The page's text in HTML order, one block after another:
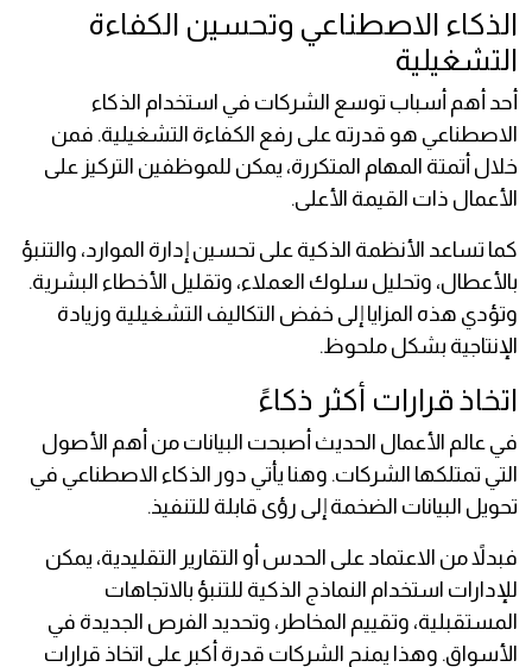
الذكاء الاصطناعي وتحسين الكفاءة
التشغيلية
أحد أهم أسباب توسع الشركات في استخدام الذكاء
الاصطناعي هو قدرته على رفع الكفاءة التشغيلية. فمن
خلال أتمتة المهام المتكررة، يمكن للموظفين التركيز على
الأعمال ذات القيمة الأعلى.
كما تساعد الأنظمة الذكية على تحسين إدارة الموارد، والتنبؤ
بالأعطال، وتحليل سلوك العملاء، وتقليل الأخطاء البشرية.
وتؤدي هذه المزايا إلى خفض التكاليف التشغيلية وزيادة
الإنتاجية بشكل ملحوظ.
اتخاذ قرارات أكثر ذكاءً
في عالم الأعمال الحديث أصبحت البيانات من أهم الأصول
التي تمتلكها الشركات. وهنا يأتي دور الذكاء الاصطناعي في
تحويل البيانات الضخمة إلى رؤى قابلة للتنفيذ.
فبدلاً من الاعتماد على الحدس أو التقارير التقليدية، يمكن
للإدارات استخدام النماذج الذكية للتنبؤ بالاتجاهات
المستقبلية، وتقييم المخاطر، وتحديد الفرص الجديدة في
الأسواق. وهذا يمنح الشركات قدرة أكبر على اتخاذ قرارات